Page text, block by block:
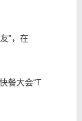
”，在
餐大会“T